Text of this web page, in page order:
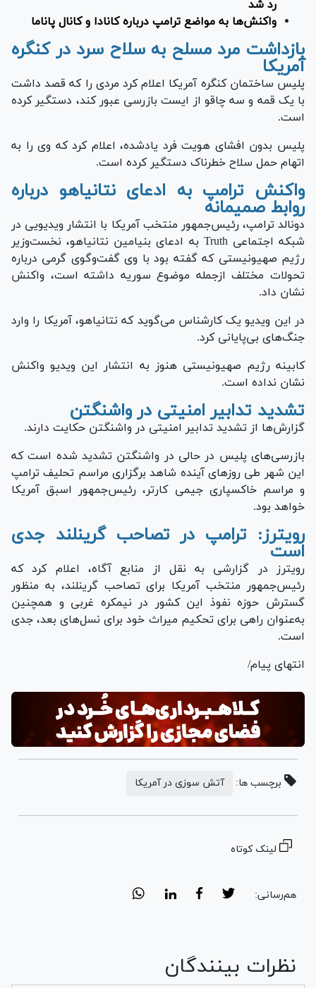
رد شد
واکنش‌ها به مواضع ترامپ درباره کانادا و کانال پاناما
بازداشت مرد مسلح به سلاح سرد در کنگره
آمریکا
پلیس ساختمان کنگره آمریکا اعلام کرد مردی را که قصد داشت
با یک قمه و سه چاقو از ایست بازرسی عبور کند، دستگیر کرده
است.
پلیس بدون افشای هویت فرد یادشده، اعلام کرد که وی را به
اتهام حمل سلاح خطرناک دستگیر کرده است.
واکنش ترامپ به ادعای نتانیاهو درباره
روابط صمیمانه
دونالد ترامپ، رئیس‌جمهور منتخب آمریکا با انتشار ویدیویی در
شبکه اجتماعی Truth به ادعای بنیامین نتانیاهو، نخست‌وزیر
رژیم صهیونیستی که گفته بود با وی گفت‌وگوی گرمی درباره
تحولات مختلف ازجمله موضوع سوریه داشته است، واکنش
نشان داد.
در این ویدیو یک کارشناس می‌گوید که نتانیاهو، آمریکا را وارد
جنگ‌های بی‌پایانی کرد.
کابینه رژیم صهیونیستی هنوز به انتشار این ویدیو واکنش
نشان نداده است.
تشدید تدابیر امنیتی در واشنگتن
گزارش‌ها از تشدید تدابیر امنیتی در واشنگتن حکایت دارند.
بازرسی‌های پلیس در حالی در واشنگتن تشدید شده است که
این شهر طی روز‌های آینده شاهد برگزاری مراسم تحلیف ترامپ
و مراسم خاکسپاری جیمی کارتر، رئیس‌جمهور اسبق آمریکا
خواهد بود.
رویترز: ترامپ در تصاحب گرینلند جدی
است
رویترز در گزارشی به نقل از منابع آگاه، اعلام کرد که
رئیس‌جمهور منتخب آمریکا برای تصاحب گرینلند، به منظور
گسترش حوزه نفوذ این کشور در نیمکره غربی و همچنین
به‌عنوان راهی برای تحکیم میراث خود برای نسل‌های بعد، جدی
است.
انتهای پیام/
برچسب ها: آتش سوزی در آمریکا
لینک کوتاه
هم‌رسانی:
نظرات بینندگان